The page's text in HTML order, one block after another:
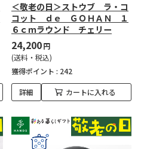
＜敬老の日＞ストウブ ラ・コ
コット ｄｅ ＧＯＨＡＮ １
６ｃｍラウンド チェリー
24,200円
(送料・税込)
獲得ポイント : 242
詳細 カートに入れる